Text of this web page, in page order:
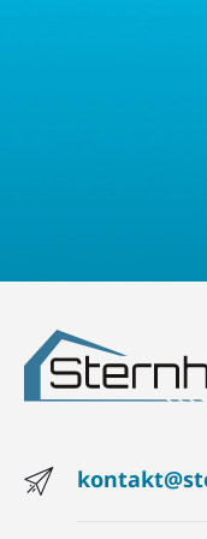
stanowią doskonały
różnych kolorach,
kolorowego i blaskiem
małe drzewko na
stojące na